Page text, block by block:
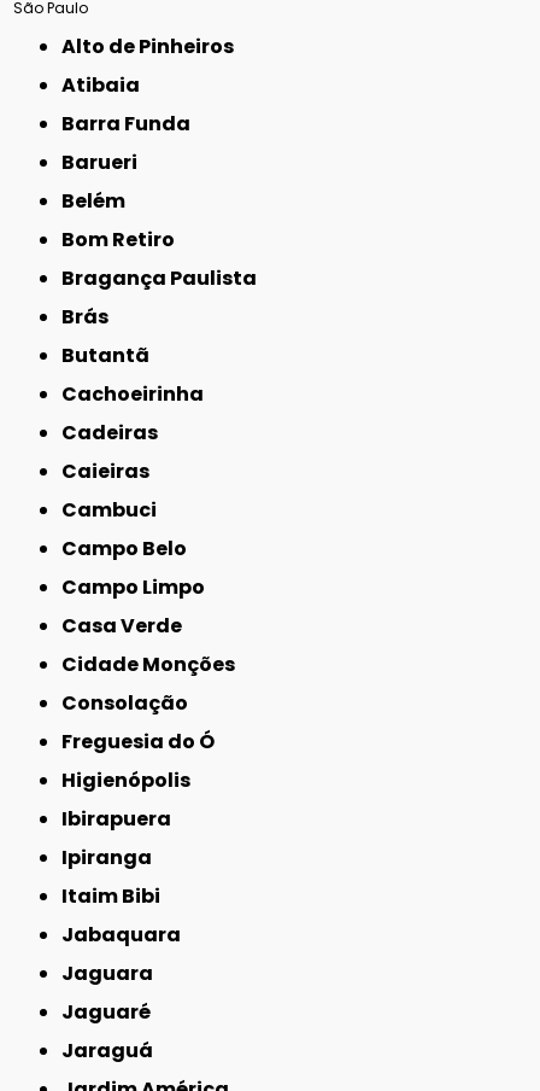
São Paulo
Alto de Pinheiros
Atibaia
Barra Funda
Barueri
Belém
Bom Retiro
Bragança Paulista
Brás
Butantã
Cachoeirinha
Cadeiras
Caieiras
Cambuci
Campo Belo
Campo Limpo
Casa Verde
Cidade Monções
Consolação
Freguesia do Ó
Higienópolis
Ibirapuera
Ipiranga
Itaim Bibi
Jabaquara
Jaguara
Jaguaré
Jaraguá